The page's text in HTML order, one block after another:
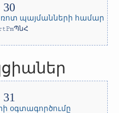
պայմանների համար
օգտագործումը